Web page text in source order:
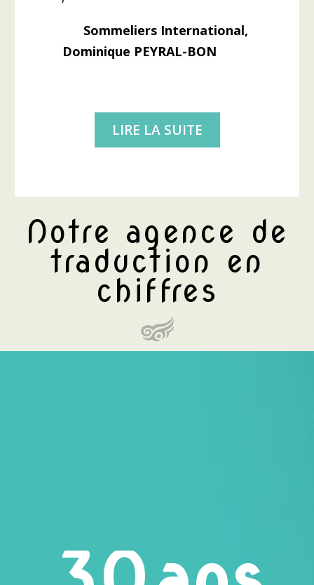
Sommeliers International,
Dominique PEYRAL-BON
LIRE LA SUITE
Notre agence de
traduction en
chiffres